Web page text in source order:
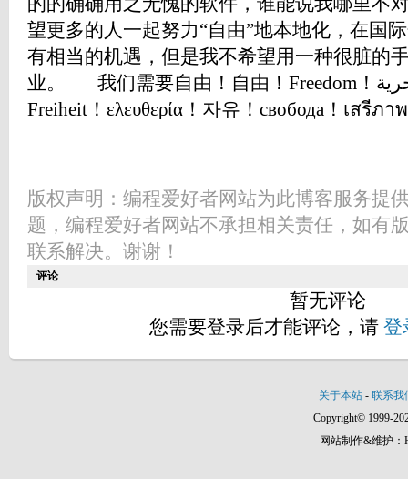
望更多的人一起努力“自由”地本地化，在国
有相当的机遇，但是我不希望用一种很脏的
业。 我们需要自由！自由！Freedom！حرية！vrijheid！liberté！
Freiheit！ελευθερία！자유！свобода！เสรีภ
版权声明：编程爱好者网站为此博客服务提
题，编程爱好者网站不承担相关责任，如有
联系解决。谢谢！
评论
暂无评论
您需要登录后才能评论，请 登
关于本站 - 联系我
Copyright© 1999-
网站制作&维护